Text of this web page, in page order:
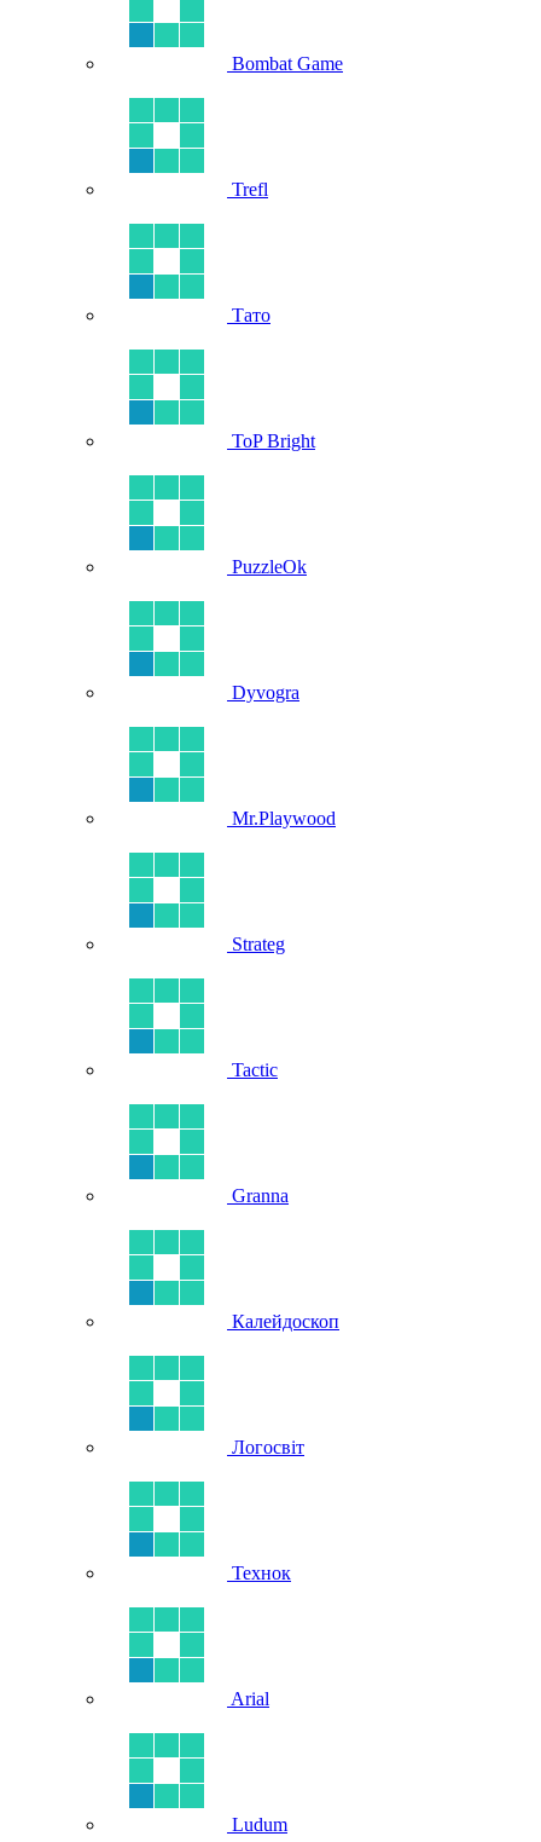
Bombat Game
Trefl
Тато
ToP Bright
PuzzleOk
Dyvogra
Mr.Playwood
Strateg
Tactic
Granna
Калейдоскоп
Логосвіт
Технок
Arial
Ludum